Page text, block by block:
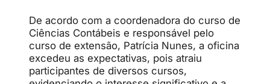
De acordo com a coordenadora do curso de
Ciências Contábeis e responsável pelo
curso de extensão, Patrícia Nunes, a oficina
excedeu as expectativas, pois atraiu
participantes de diversos cursos,